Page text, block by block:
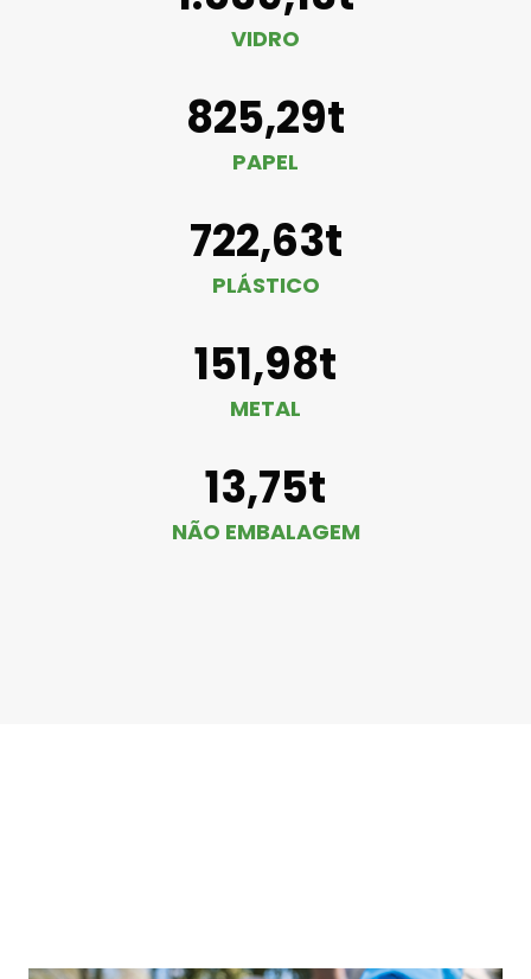
VIDRO
825,29t
PAPEL
722,63t
PLÁSTICO
151,98t
METAL
13,75t
NÃO EMBALAGEM